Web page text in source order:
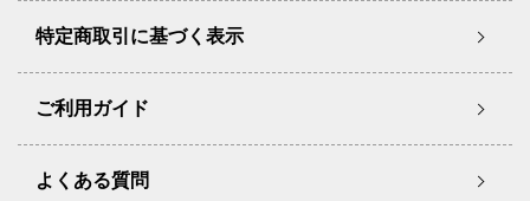
特定商取引に基づく表示
ご利用ガイド
よくある質問